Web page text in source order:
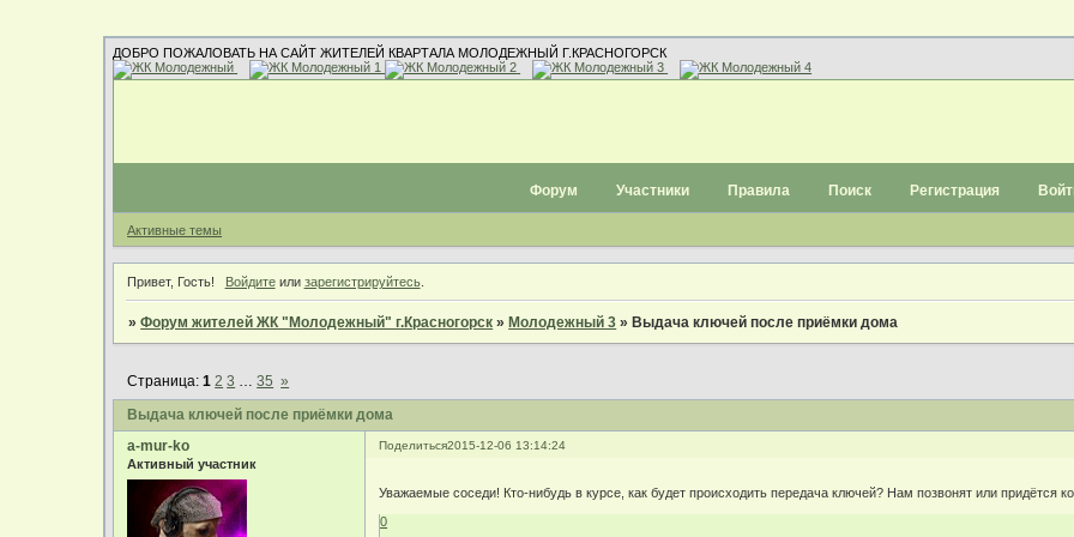
ДОБРО ПОЖАЛОВАТЬ НА САЙТ ЖИТЕЛЕЙ КВАРТАЛА МОЛОДЕЖНЫЙ Г.КРАСНОГОРСК
Форум Участники Правила Поиск Регистрация
Активные темы
Привет, Гость! Войдитеили зарегистрируйтесь.
»Форум жителей ЖК "Молодежный" г.Красногорск » Молодежный 3 » Выдача ключей после приёмки дома
Выдача ключей после приёмки дома
Страница:1 2 3 35 »
Поделиться2015-12-06 13:14:24
a-mur-ko
Активный участник
Уважаемые соседи! Кто-нибудь в курсе, как будет происходить передача ключей? Нам позвонят или придётся
0